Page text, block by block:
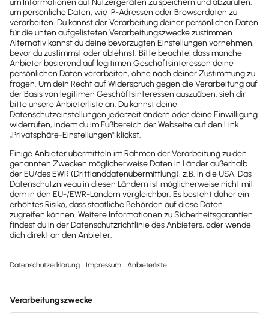
Newsletter
Brandheiße
News direkt in
dein Postfach
Möchtest du zukünftig
wichtige News zu
Gesetzesänderungen,
hilfreiche Praxis-Tipps und
kostenlose Tools für
Unternehmen erhalten?
Dann abonniere unseren